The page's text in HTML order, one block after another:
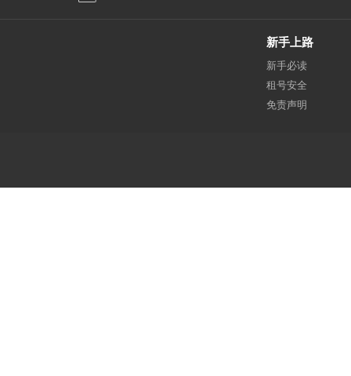
新手上路
新手必读
租号安全
免责声明